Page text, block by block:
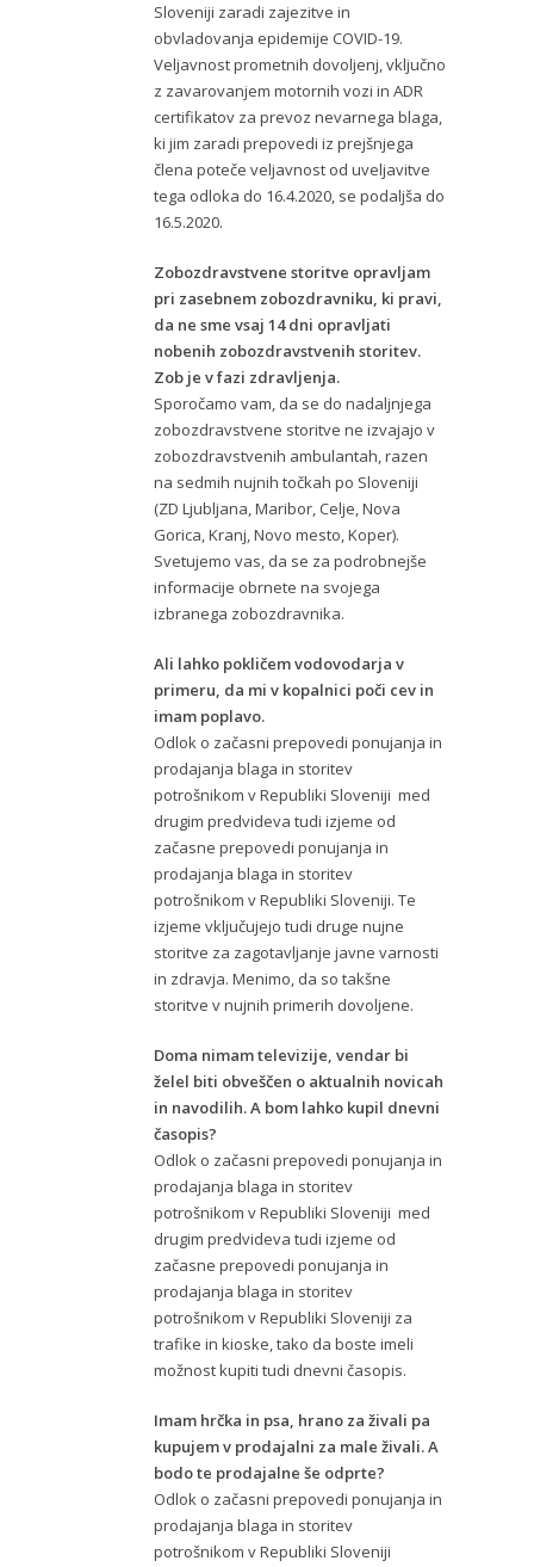
Sloveniji zaradi zajezitve in
obvladovanja epidemije COVID-19.
Veljavnost prometnih dovoljenj, vključno
z zavarovanjem motornih vozi in ADR
certifikatov za prevoz nevarnega blaga,
ki jim zaradi prepovedi iz prejšnjega
člena poteče veljavnost od uveljavitve
tega odloka do 16.4.2020, se podaljša do
16.5.2020.
Zobozdravstvene storitve opravljam
pri zasebnem zobozdravniku, ki pravi,
da ne sme vsaj 14 dni opravljati
nobenih zobozdravstvenih storitev.
Zob je v fazi zdravljenja.
Sporočamo vam, da se do nadaljnjega
zobozdravstvene storitve ne izvajajo v
zobozdravstvenih ambulantah, razen
na sedmih nujnih točkah po Sloveniji
(ZD Ljubljana, Maribor, Celje, Nova
Gorica, Kranj, Novo mesto, Koper).
Svetujemo vas, da se za podrobnejše
informacije obrnete na svojega
izbranega zobozdravnika.
Ali lahko pokličem vodovodarja v
primeru, da mi v kopalnici poči cev in
imam poplavo.
Odlok o začasni prepovedi ponujanja in
prodajanja blaga in storitev
potrošnikom v Republiki Sloveniji med
drugim predvideva tudi izjeme od
začasne prepovedi ponujanja in
prodajanja blaga in storitev
potrošnikom v Republiki Sloveniji. Te
izjeme vključujejo tudi druge nujne
storitve za zagotavljanje javne varnosti
in zdravja. Menimo, da so takšne
storitve v nujnih primerih dovoljene.
Doma nimam televizije, vendar bi
želel biti obveščen o aktualnih novicah
in navodilih. A bom lahko kupil dnevni
časopis?
Odlok o začasni prepovedi ponujanja in
prodajanja blaga in storitev
potrošnikom v Republiki Sloveniji med
drugim predvideva tudi izjeme od
začasne prepovedi ponujanja in
prodajanja blaga in storitev
potrošnikom v Republiki Sloveniji za
trafike in kioske, tako da boste imeli
možnost kupiti tudi dnevni časopis.
Imam hrčka in psa, hrano za živali pa
kupujem v prodajalni za male živali. A
bodo te prodajalne še odprte?
Odlok o začasni prepovedi ponujanja in
prodajanja blaga in storitev
potrošnikom v Republiki Sloveniji